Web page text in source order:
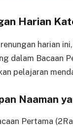
Harian
harian
dalam Bacaan
pelajaran
Naaman
Pertama